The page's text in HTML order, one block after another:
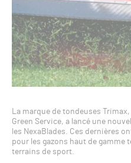
La marque de tondeuses
Green Service, a lancé une
les NexaBlades. Ces dernières
pour les gazons haut de gamme
terrains de sport.